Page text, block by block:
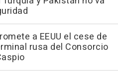
a EEUU el cese de
rusa del Consorcio